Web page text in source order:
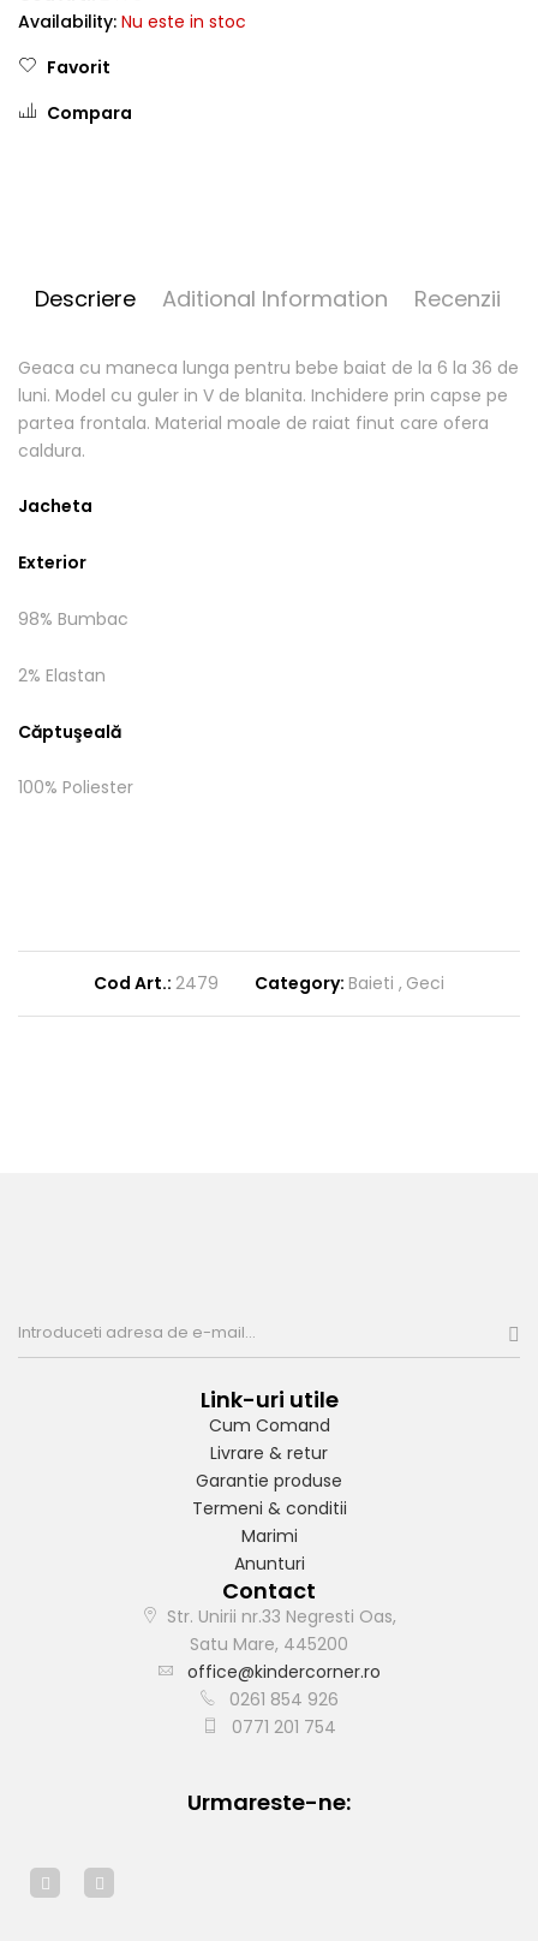
Availability: Nu este in stoc
Favorit
Compara
Descriere Aditional Information Recenzii
Geaca cu maneca lunga pentru bebe baiat de la 6 la 36 de
luni. Model cu guler in V de blanita. Inchidere prin capse pe
partea frontala. Material moale de raiat finut care ofera
caldura.
Jacheta
Exterior
98% Bumbac
2% Elastan
Căptuşeală
100% Poliester
Cod Art.: 2479 Category: Baieti Geci
Link-uri utile
Cum Comand
Livrare & retur
Garantie produse
Termeni & conditii
Marimi
Anunturi
Contact
Str. Unirii nr.33 Negresti Oas,
Satu Mare, 445200
office@kindercorner.ro
0261 854 926
0771 201 754
Urmareste-ne: